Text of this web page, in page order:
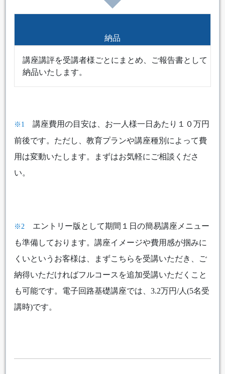
納品
講座講評を受講者様ごとにまとめ、ご報告書として
納品いたします。
※1
講座費用の目安は、お一人様一日あたり１０万円
前後です。ただし、教育プランや講座種別によって費
用は変動いたします。まずはお気軽にご相談くださ
い。
※2 エントリー版として期間１日の簡易講座メニュー
も準備しております。講座イメージや費用感が掴みに
くいというお客様は、まずこちらを受講いただき、ご
納得いただければフルコースを追加受講いただくこと
も可能です。電子回路基礎講座では、3.2万円/人(5名受
講時)です。